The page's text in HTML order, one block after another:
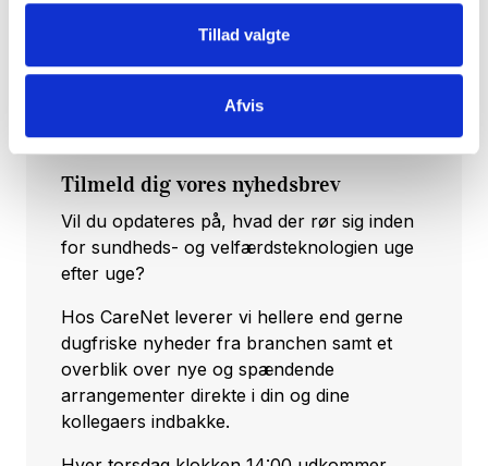
Tillad valgte
Afvis
Tilmeld dig vores nyhedsbrev
Vil du opdateres på, hvad der rør sig inden
for sundheds- og velfærdsteknologien uge
efter uge?
Hos CareNet leverer vi hellere end gerne
dugfriske nyheder fra branchen samt et
overblik over nye og spændende
arrangementer direkte i din og dine
kollegaers indbakke.